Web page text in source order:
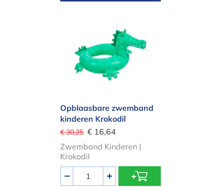
Opblaasbare zwemband
kinderen Krokodil
€ 30,25 € 16,64
Zwemband Kinderen |
Krokodil
+